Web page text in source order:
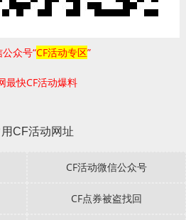
众号“CF活动专区”
最快CF活动爆料
CF活动网址
CF活动微信公众号
CF点券被盗找回